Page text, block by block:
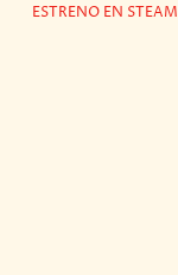
ESTRENO EN STEAM